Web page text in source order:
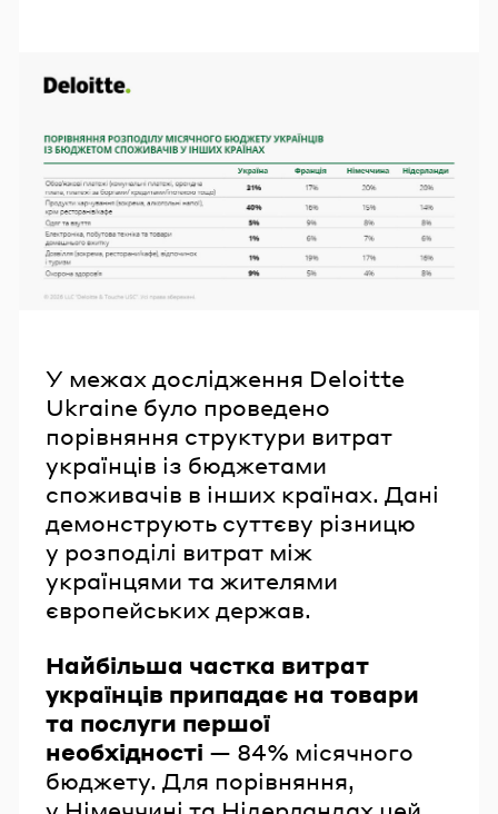
У межах дослідження Deloitte
Ukraine було проведено
порівняння структури витрат
українців із бюджетами
споживачів в інших країнах. Дані
демонструють суттєву різницю
у розподілі витрат між
українцями та жителями
європейських держав.
Найбільша частка витрат
українців припадає на товари
та послуги першої
необхідності — 84% місячного
бюджету. Для порівняння,